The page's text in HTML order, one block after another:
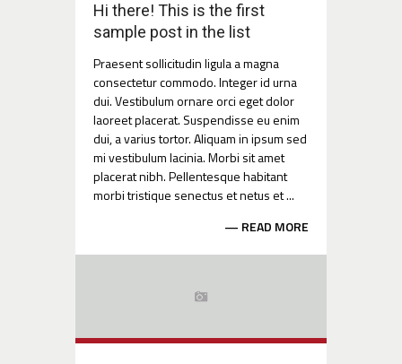
Economie et Emploi
Tourisme et Patrimoine
Hi there! This is the first
sample post in the list
Praesent sollicitudin ligula a magna
consectetur commodo. Integer id urna
dui. Vestibulum ornare orci eget dolor
laoreet placerat. Suspendisse eu enim
dui, a varius tortor. Aliquam in ipsum sed
mi vestibulum lacinia. Morbi sit amet
placerat nibh. Pellentesque habitant
morbi tristique senectus et netus et ...
READ MORE